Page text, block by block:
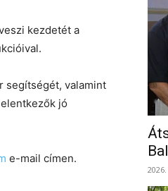
kezdetét a
segítségét, valamint
jó
e-mail címen.